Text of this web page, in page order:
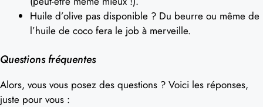
Huile d’olive pas disponible ? Du beurre ou même de
l’huile de coco fera le job à merveille.
Questions fréquentes
Alors, vous vous posez des questions ? Voici les réponses,
juste pour vous :